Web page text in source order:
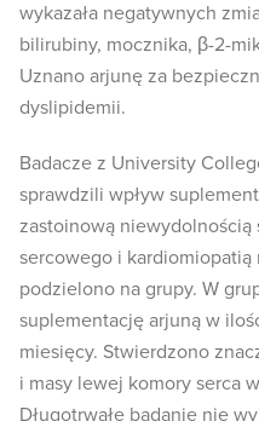
wykazała negatywnych
bilirubiny, mocznika, β-2-
Uznano arjunę za
dyslipidemii.
Badacze z University
sprawdzili wpływ
zastoinową niewydolnością
sercowego i
podzielono na grupy. W
suplementację arjuną w
miesięcy. Stwierdzono
i masy lewej komory serca
Długotrwałe badanie nie